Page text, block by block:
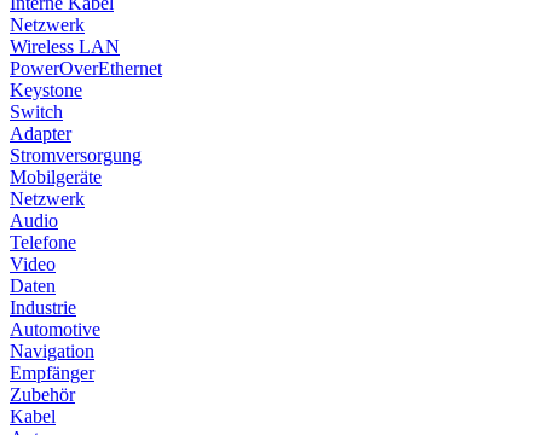
Netzwerk
Wireless LAN
PowerOverEthernet
Keystone
Switch
Adapter
Stromversorgung
Mobilgeräte
Netzwerk
Audio
Telefone
Video
Daten
Industrie
Automotive
Navigation
Empfänger
Zubehör
Kabel